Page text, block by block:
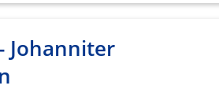
Johanniter